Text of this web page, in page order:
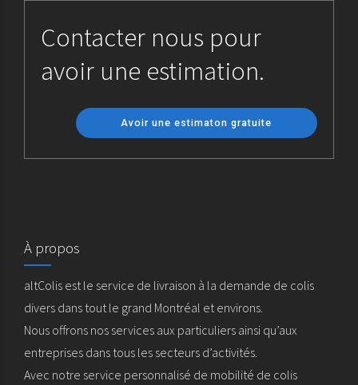
Contacter nous pour
avoir une estimation.
Avoir une estimaton gratuite
À propos
altColis est le service de livraison à la demande de colis
divers dans tout le grand Montréal et environs.
Nous offrons nos services aux particuliers ainsi qu’aux
entreprises dans tous les secteurs d’activités.
Avec notre service personnalisé de mobilité de colis